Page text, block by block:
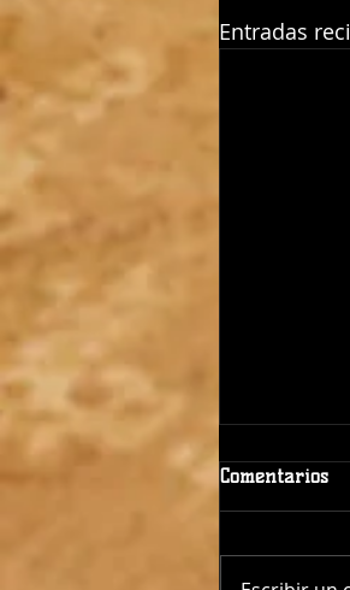
Entradas
Comentarios